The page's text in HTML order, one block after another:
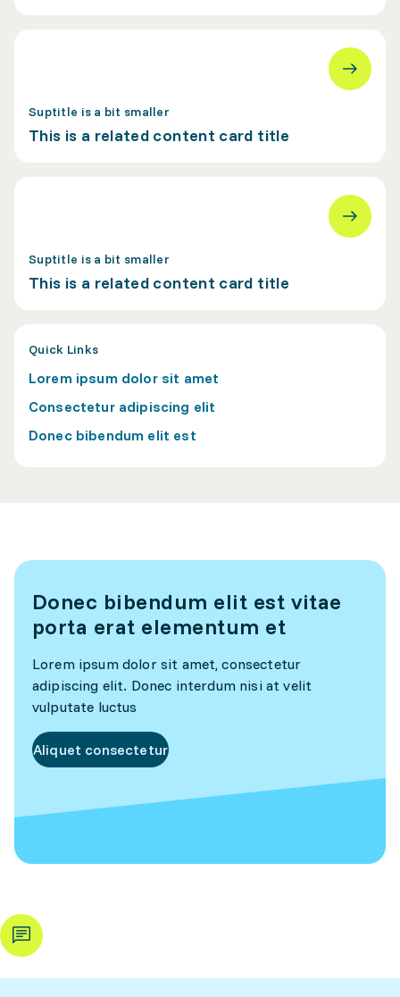
Suptitle is a bit smaller
This is a related content card title
Suptitle is a bit smaller
This is a related content card title
Quick Links
Lorem ipsum dolor sit amet
Consectetur adipiscing elit
Donec bibendum elit est
Donec bibendum elit est vitae
porta erat elementum et
Lorem ipsum dolor sit amet, consectetur
adipiscing elit. Donec interdum nisi at velit
vulputate luctus
Aliquet consectetur